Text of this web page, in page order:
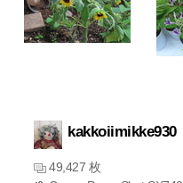
kakkoiimikke930
49,427 枚